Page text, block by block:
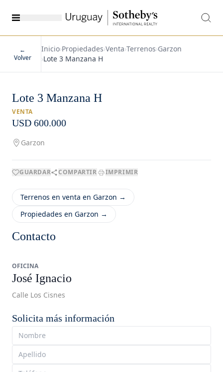
←
Volver
Inicio›Propiedades›Venta›Terrenos›Garzon
›Lote 3 Manzana H
Lote 3 Manzana H
VENTA
USD 600.000
Garzon
GUARDAR COMPARTIR IMPRIMIR
Terrenos en venta en Garzon →
Propiedades en Garzon →
Contacto
OFICINA
José Ignacio
Calle Los Cisnes
Solicita más información